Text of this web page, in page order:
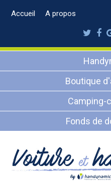
Accueil A propos
Boutique
Camping-
Fonds de